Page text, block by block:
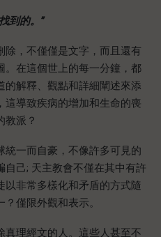
到的。 ”
除，不僅僅是文字，而且還有
。在這個世上的每一分鐘，都
的解釋、觀點和詳細闡述來添
這導致疾病的增加和生命的喪
教派？
統一而自豪，不像許多可見的
己; 天主教會不僅在其中有許
以非常多樣化和矛盾的方式隨
僅限外觀和表示。
真理經文的人。這些人甚至不